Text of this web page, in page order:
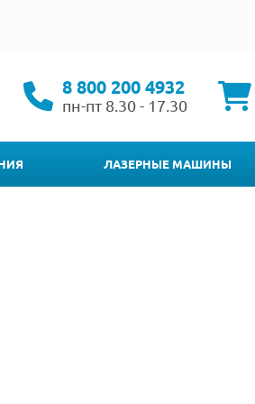
8 800 200 4932
пн-пт 8.30 - 17.30
ЛАЗЕРНЫЕ МАШИНЫ